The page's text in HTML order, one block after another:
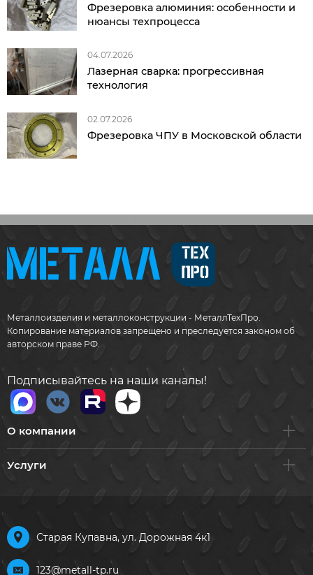
Фрезеровка алюминия: особенности и
нюансы техпроцесса
04.07.2026
Лазерная сварка: прогрессивная
технология
02.07.2026
Фрезеровка ЧПУ в Московской области
Металлоизделия и металлоконструкции - МеталлТехПро.
Копирование материалов запрещено и преследуется законом об
авторском праве РФ.
Подписывайтесь на наши каналы!
О компании
Услуги
Старая Купавна, ул. Дорожная 4к1
123@metall-tp.ru